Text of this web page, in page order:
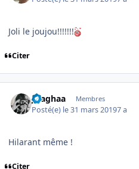
Joli le joujou!!!!!!!
Citer
jlsaghaa Membres
Posté(e) le 31 mars 20197 a
Hilarant même !
Citer